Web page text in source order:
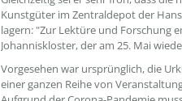
Kunstgüter im Zentraldepot der
lagern: "Zur Lektüre und Forschung
Johanniskloster, der am 25. Mai
Vorgesehen war ursprünglich, die
einer ganzen Reihe von